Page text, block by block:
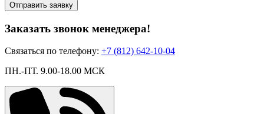
Отправить заявку
Заказать звонок менеджера!
Связаться по телефону: +7 (812) 642-10-04
ПН.-ПТ. 9.00-18.00 МСК